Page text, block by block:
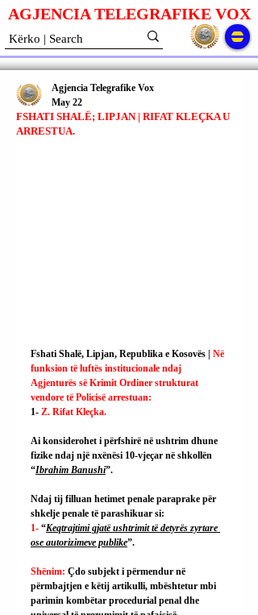
AGJENCIA TELEGRAFIKE VOX
FSHATI SHALË; LIPJAN | RIFAT KLEÇKA U
ARRESTUA.
Agjencia Telegrafike Vox
May 22
Fshati Shalë, Lipjan, Republika e Kosovës | Në
funksion të luftës institucionale ndaj
Agjenturës së Krimit Ordiner strukturat
vendore të Policisë arrestuan:
1- Z. Rifat Kleçka.
Ai konsiderohet i përfshirë në ushtrim dhune
fizike ndaj një nxënësi 10-vjeçar në shkollën
“Ibrahim Banushi”.
Ndaj tij filluan hetimet penale paraprake për
shkelje penale të parashikuar si:
1- “Keqtrajtimi gjatë ushtrimit të detyrës zyrtare
ose autorizimeve publike”.
Shënim: Çdo subjekt i përmendur në
përmbajtjen e këtij artikulli, mbështetur mbi
parimin kombëtar procedurial penal dhe